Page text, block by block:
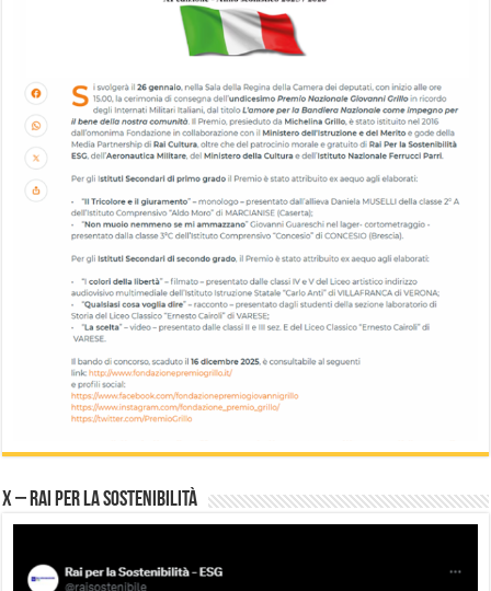
X – Rai per la sostenibilità